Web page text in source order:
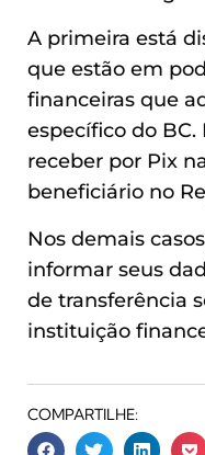
A primeira está
que estão em
financeiras que
específico do BC.
receber por Pix
beneficiário no
Nos demais
informar seus
de transferência
instituição
COMPARTILHE: